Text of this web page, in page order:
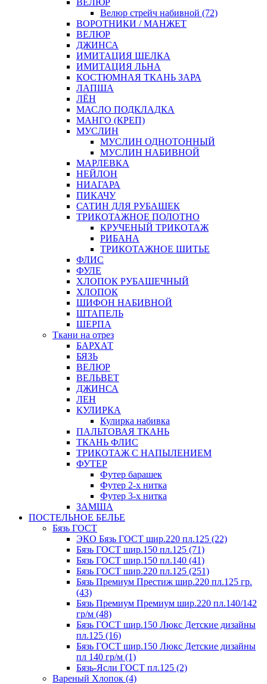
ВЕЛЮР
Велюр стрейч набивной (72)
ВОРОТНИКИ / МАНЖЕТ
ВЕЛЮР
ДЖИНСА
ИМИТАЦИЯ ШЕЛКА
ИМИТАЦИЯ ЛЬНА
КОСТЮМНАЯ ТКАНЬ ЗАРА
ЛАПША
ЛЁН
МАСЛО ПОДКЛАДКА
МАНГО (КРЕП)
МУСЛИН
МУСЛИН ОДНОТОННЫЙ
МУСЛИН НАБИВНОЙ
МАРЛЕВКА
НЕЙЛОН
НИАГАРА
ПИКАЧУ
САТИН ДЛЯ РУБАШЕК
ТРИКОТАЖНОЕ ПОЛОТНО
КРУЧЕНЫЙ ТРИКОТАЖ
РИБАНА
ТРИКОТАЖНОЕ ШИТЬЕ
ФЛИС
ФУЛЕ
ХЛОПОК РУБАШЕЧНЫЙ
ХЛОПОК
ШИФОН НАБИВНОЙ
ШТАПЕЛЬ
ШЕРПА
Ткани на отрез
БАРХАТ
БЯЗЬ
ВЕЛЮР
ВЕЛЬВЕТ
ДЖИНСА
ЛЕН
КУЛИРКА
Кулирка набивка
ПАЛЬТОВАЯ ТКАНЬ
ТКАНЬ ФЛИС
ТРИКОТАЖ С НАПЫЛЕНИЕМ
ФУТЕР
Футер барашек
Футер 2-х нитка
Футер 3-х нитка
ЗАМША
ПОСТЕЛЬНОЕ БЕЛЬЕ
Бязь ГОСТ
ЭКО Бязь ГОСТ шир.220 пл.125 (22)
Бязь ГОСТ шир.150 пл.125 (71)
Бязь ГОСТ шир.150 пл.140 (41)
Бязь ГОСТ шир.220 пл.125 (251)
Бязь Премиум Престиж шир.220 пл.125 гр.
(43)
Бязь Премиум Премиум шир.220 пл.140/142
гр/м (48)
Бязь ГОСТ шир.150 Люкс Детские дизайны
пл.125 (16)
Бязь ГОСТ шир.150 Люкс Детские дизайны
пл 140 гр/м (1)
Бязь-Ясли ГОСТ пл.125 (2)
Вареный Хлопок (4)